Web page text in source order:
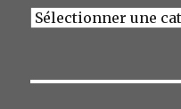
Catégories